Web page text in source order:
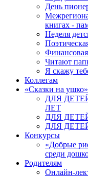
День
книгах -
Неделя
Читают
Я скажу
Коллегам
«Сказки на ушко»
ДЛЯ
ЛЕТ
ДЛЯ
ДЛЯ
Конкурсы
«Добрые
среди
Родителям
Онлайн-